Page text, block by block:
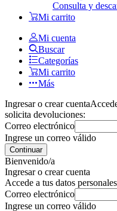
Consulta y
Mi carrito
Mi cuenta
Buscar
Categorías
Mi carrito
Más
Ingresar o crear cuenta
solicita devoluciones:
Correo electrónico
Ingrese un correo válido
Continuar
Bienvenido/a
Ingresar o crear cuenta
Accede a tus datos
Correo electrónico
Ingrese un correo válido